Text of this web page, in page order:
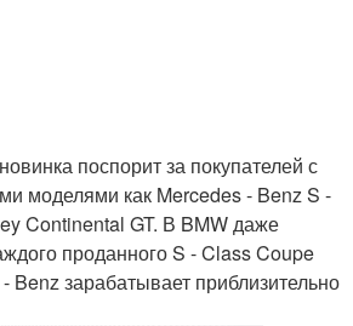
поспорит за покупателей с
моделями как Mercedes - Benz S -
Continental GT. В BMW даже
проданного S - Class Coupe
Benz зарабатывает приблизительно